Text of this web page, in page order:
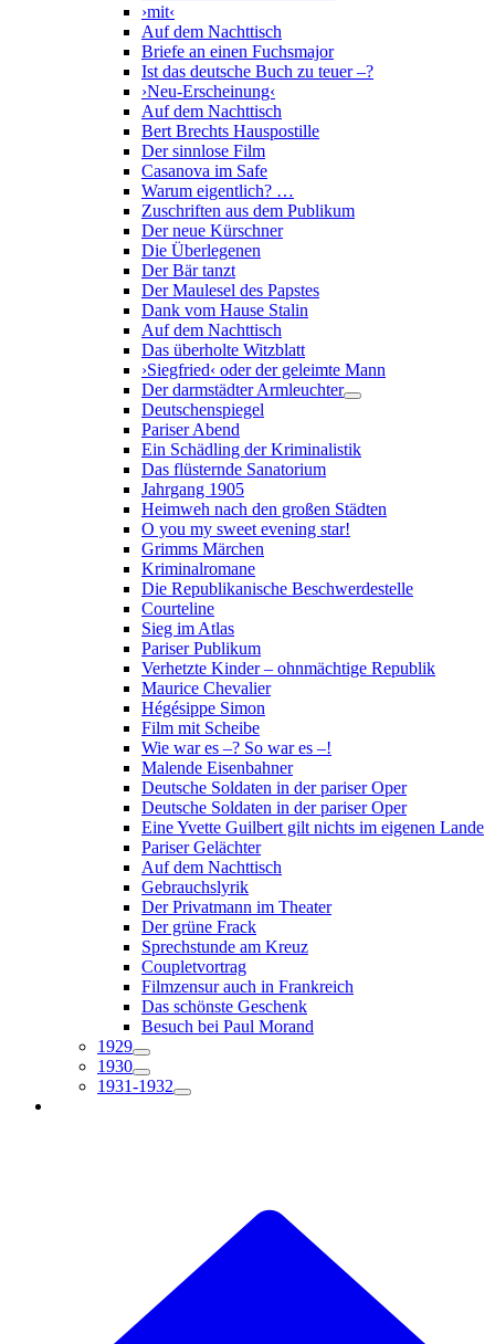
›mit‹
Auf dem Nachttisch
Briefe an einen Fuchsmajor
Ist das deutsche Buch zu teuer –?
›Neu-Erscheinung‹
Auf dem Nachttisch
Bert Brechts Hauspostille
Der sinnlose Film
Casanova im Safe
Warum eigentlich? …
Zuschriften aus dem Publikum
Der neue Kürschner
Die Überlegenen
Der Bär tanzt
Der Maulesel des Papstes
Dank vom Hause Stalin
Auf dem Nachttisch
Das überholte Witzblatt
›Siegfried‹ oder der geleimte Mann
Der darmstädter Armleuchter
Deutschenspiegel
Pariser Abend
Ein Schädling der Kriminalistik
Das flüsternde Sanatorium
Jahrgang 1905
Heimweh nach den großen Städten
O you my sweet evening star!
Grimms Märchen
Kriminalromane
Die Republikanische Beschwerdestelle
Courteline
Sieg im Atlas
Pariser Publikum
Verhetzte Kinder – ohnmächtige Republik
Maurice Chevalier
Hégésippe Simon
Film mit Scheibe
Wie war es –? So war es –!
Malende Eisenbahner
Deutsche Soldaten in der pariser Oper
Deutsche Soldaten in der pariser Oper
Eine Yvette Guilbert gilt nichts im eigenen Lande
Pariser Gelächter
Auf dem Nachttisch
Gebrauchslyrik
Der Privatmann im Theater
Der grüne Frack
Sprechstunde am Kreuz
Coupletvortrag
Filmzensur auch in Frankreich
Das schönste Geschenk
Besuch bei Paul Morand
1929
1930
1931-1932